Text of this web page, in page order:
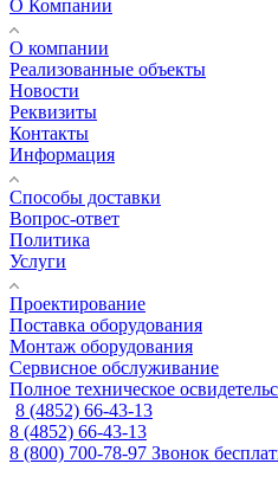
О Компании
О компании
Реализованные объекты
Новости
Реквизиты
Контакты
Информация
Способы доставки
Вопрос-ответ
Политика
Услуги
Проектирование
Поставка оборудования
Монтаж оборудования
Сервисное обслуживание
Полное техническое
8 (4852) 66-43-13
8 (4852) 66-43-13
8 (800) 700-78-97 Звонок